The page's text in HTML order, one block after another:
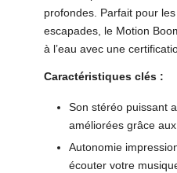
profondes. Parfait pour
escapades, le Motion
à l’eau avec une
Caractéristiques clés :
Son stéréo puissant
améliorées grâce
Autonomie
écouter votre